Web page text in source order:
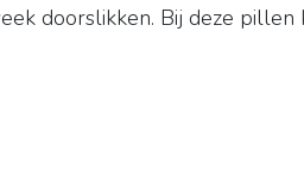
doorslikken. Bij deze pillen